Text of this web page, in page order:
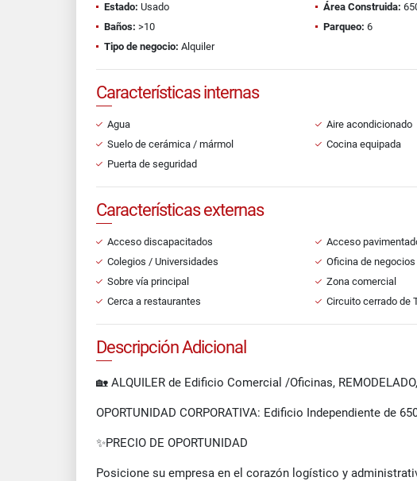
Estado: Usado Área Construida:
Baños: >10 Parqueo: 6
Tipo de negocio: Alquiler
Características internas
Agua Aire acondicionado
Suelo de cerámica / mármol
Cocina equipada
Puerta de seguridad
Características externas
Acceso discapacitados Acceso
Colegios / Universidades
Oficina de negocios
Sobre vía principal
Zona comercial
Cerca a restaurantes
Circuito cerrado de
Descripción Adicional
🏡 ALQUILER de Edificio Comercial /Oficinas,
OPORTUNIDAD CORPORATIVA: Edificio Independiente de
✨PRECIO DE OPORTUNIDAD
Posicione su empresa en el corazón logístico y